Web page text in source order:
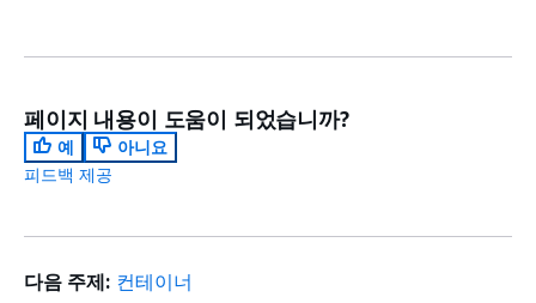
페이지 내용이 도움이 되었습니까?
예
아니요
피드백 제공
다음 주제: 컨테이너